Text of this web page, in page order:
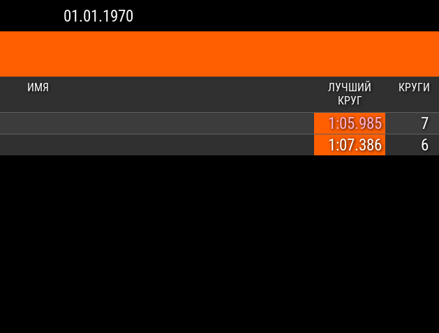
01.01.1970
ИМЯ
ЛУЧШИЙ
КРУГ
КРУГИ
1:05.985 7
1:07.386 6